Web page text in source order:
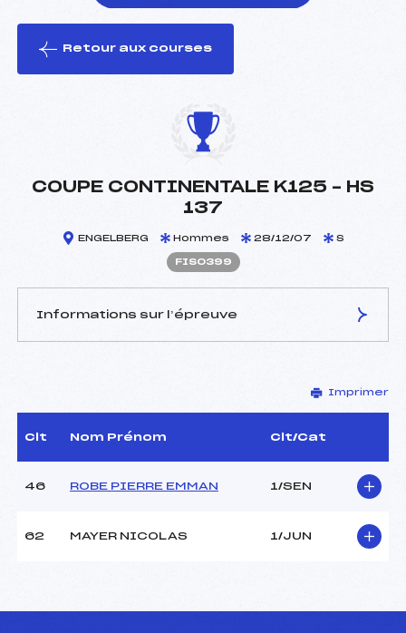
le ski
Retour aux courses
COUPE CONTINENTALE K125 – HS
137
ENGELBERG Hommes 28/12/07 S
FIS0399
Informations sur l’épreuve
–
Délégué Technique :
–
D.T Adjoint :
JUGES DE SAUT
Imprimer
Clt Nom Prénom Clt/Cat
46 ROBE PIERRE EMMAN 1/SEN
62 MAYER NICOLAS 1/JUN